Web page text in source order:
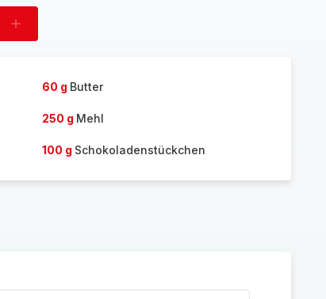
Personen
60 g Butter
250 g Mehl
100 g Schokoladenstückchen